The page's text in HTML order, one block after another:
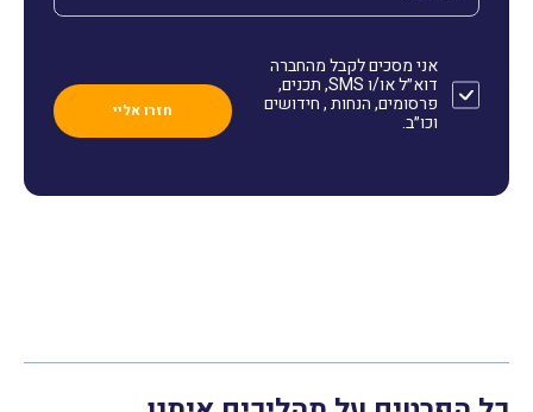
אני מסכים לקבל מהחברה
דוא״ל או/ו SMS, תכנים,
פרסומים, הנחות , חידושים
וכו״ב.